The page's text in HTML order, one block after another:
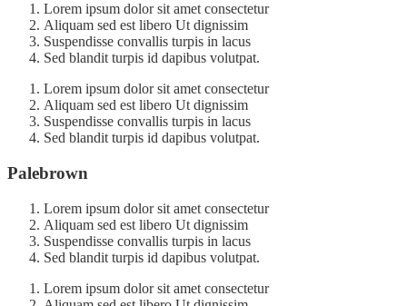
Lorem ipsum dolor sit amet consectetur
Aliquam sed est libero Ut dignissim
Suspendisse convallis turpis in lacus
Sed blandit turpis id dapibus volutpat.
Lorem ipsum dolor sit amet consectetur
Aliquam sed est libero Ut dignissim
Suspendisse convallis turpis in lacus
Sed blandit turpis id dapibus volutpat.
Palebrown
Lorem ipsum dolor sit amet consectetur
Aliquam sed est libero Ut dignissim
Suspendisse convallis turpis in lacus
Sed blandit turpis id dapibus volutpat.
Lorem ipsum dolor sit amet consectetur